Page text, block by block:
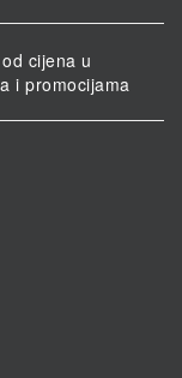
cijena u
i promocijama